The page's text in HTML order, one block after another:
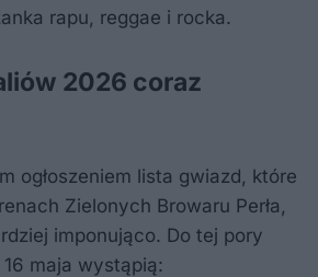
rapu, reggae i rocka.
2026 coraz
ogłoszeniem lista gwiazd, które
Zielonych Browaru Perła,
imponująco. Do tej pory
maja wystąpią: